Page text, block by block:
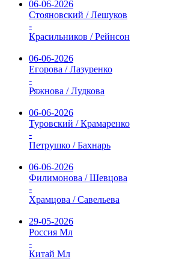
06-06-2026
Стояновский / Лешуков
-
Красильников / Рейнсон
06-06-2026
Егорова / Лазуренко
-
Ряжнова / Лудкова
06-06-2026
Туровский / Крамаренко
-
Петрушко / Бахнарь
06-06-2026
Филимонова / Шевцова
-
Храмцова / Савельева
29-05-2026
Россия Мл
-
Китай Мл